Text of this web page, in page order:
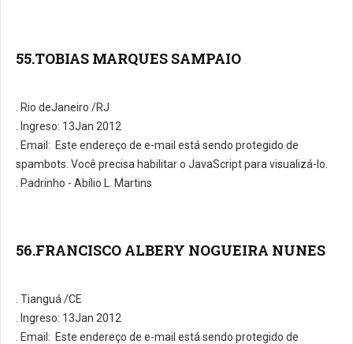
55.TOBIAS MARQUES SAMPAIO
. Rio deJaneiro /RJ
. Ingreso: 13Jan 2012
. E­mail: Este endereço de e-mail está sendo protegido de
spambots. Você precisa habilitar o JavaScript para visualizá-lo.
. Padrinho - Abílio L. Martins
56.FRANCISCO ALBERY NOGUEIRA NUNES
. Tianguá /CE
. Ingreso: 13Jan 2012
. E­mail: Este endereço de e-mail está sendo protegido de